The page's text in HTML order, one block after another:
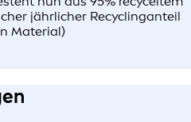
jährlicher Recyclinganteil
Material)